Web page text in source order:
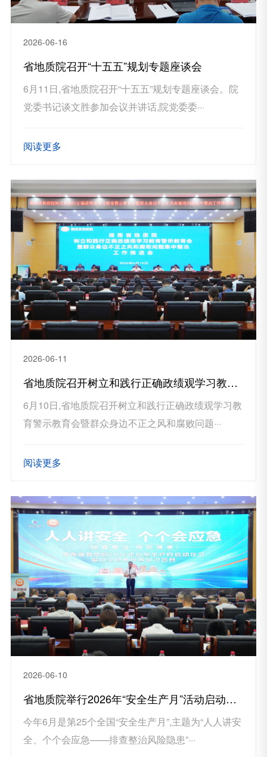
2026-06-16
省地质院召开“十五五”规划专题座谈会
6月11日,省地质院召开“十五五”规划专题座谈会。院
党委书记谈文胜参加会议并讲话,院党委委···
阅读更多
2026-06-11
省地质院召开树立和践行正确政绩观学习教育警示教育会
6月10日,省地质院召开树立和践行正确政绩观学习教
育警示教育会暨群众身边不正之风和腐败问题···
阅读更多
2026-06-10
省地质院举行2026年“安全生产月”活动启动仪式暨安全隐患排查知识竞赛
今年6月是第25个全国“安全生产月”,主题为“人人讲安
全、个个会应急——排查整治风险隐患”···